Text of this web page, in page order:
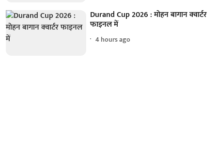
Durand Cup 2026 : मोहन बागान क्वार्टर
फाइनल में
4 hours ago